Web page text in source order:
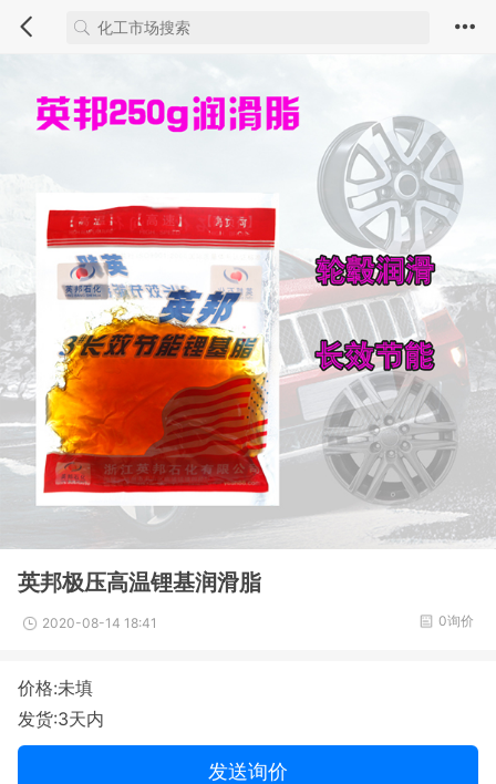
英邦极压高温锂基润滑脂
2020-08-14 18:41 0询价
价格:未填
发货:3天内
发送询价